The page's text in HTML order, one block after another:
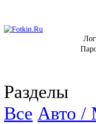
Разделы
Все Авто /